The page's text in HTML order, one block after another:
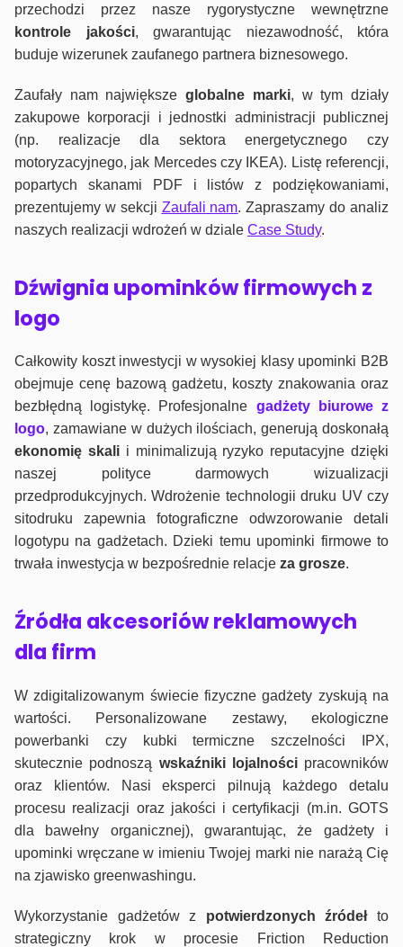
przechodzi przez nasze rygorystyczne wewnętrzne
kontrole jakości, gwarantując niezawodność, która
buduje wizerunek zaufanego partnera biznesowego.
Zaufały nam największeglobalne marki, w tym działy
zakupowe korporacji i jednostki administracji publicznej
(np. realizacje dla sektora energetycznego czy
motoryzacyjnego, jak Mercedes czy IKEA). Listę referencji,
popartych skanami PDF i listów z podziękowaniami,
prezentujemy w sekcji Zaufali nam. Zapraszamy do analiz
naszych realizacji wdrożeń w dziale Case Study.
Dźwignia upominków firmowych z
logo
Całkowity koszt inwestycji w wysokiej klasy upominki B2B
obejmuje cenę bazową gadżetu, koszty znakowania oraz
bezbłędną logistykę. Profesjonalne gadżety biurowe z
logo, zamawiane w dużych ilościach, generują doskonałą
ekonomię skalii minimalizują ryzyko reputacyjne dzięki
naszej polityce darmowych wizualizacji
przedprodukcyjnych. Wdrożenie technologii druku UV czy
sitodruku zapewnia fotograficzne odwzorowanie detali
logotypu na gadżetach. Dzieki temu upominki firmowe to
trwała inwestycja w bezpośrednie relacje za grosze.
Źródła akcesoriów reklamowych
dla firm
W zdigitalizowanym świecie fizyczne gadżety zyskują na
wartości. Personalizowane zestawy, ekologiczne
powerbanki czy kubki termiczne szczelności IPX,
skutecznie podnoszą wskaźniki lojalnościpracowników
oraz klientów. Nasi eksperci pilnują każdego detalu
procesu realizacji oraz jakości i certyfikacji (m.in. GOTS
dla bawełny organicznej), gwarantując, że gadżety i
upominki wręczane w imieniu Twojej marki nie narażą Cię
na zjawisko greenwashingu.
Wykorzystanie gadżetów z potwierdzonych źródełto
strategiczny krok w procesie Friction Reduction